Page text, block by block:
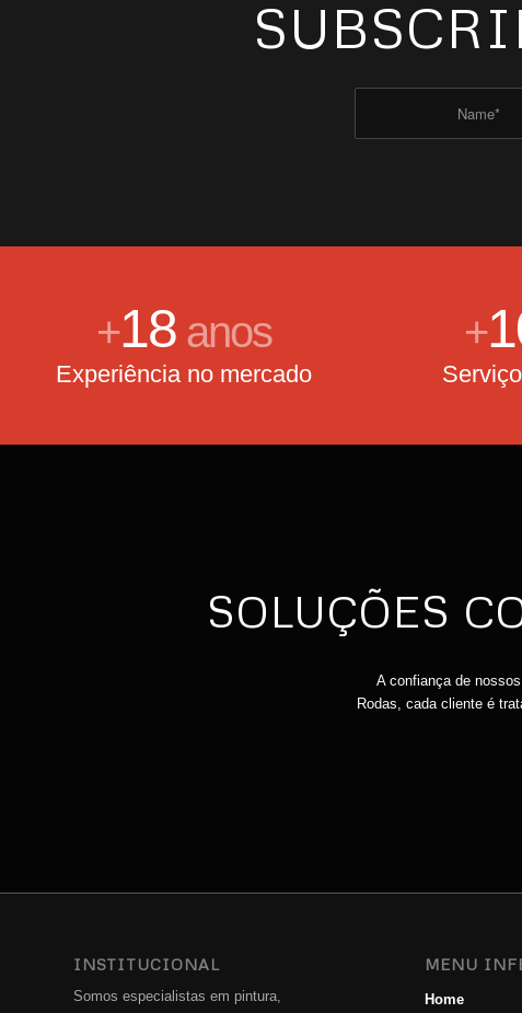
+18 anos
Experiência no mercado
+
SOLUÇÕES
A confiança de
Rodas, cada cliente é
INSTITUCIONAL
Somos especialistas em pintura,
MENU
Home